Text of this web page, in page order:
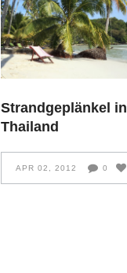
Strandgeplänkel in
Thailand
APR 02, 2012 0